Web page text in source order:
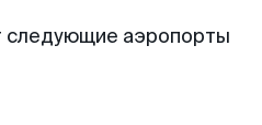
следующие аэропорты